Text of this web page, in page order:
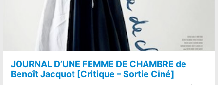
JOURNAL D’UNE FEMME DE CHAMBRE de
Benoît Jacquot [Critique – Sortie Ciné]